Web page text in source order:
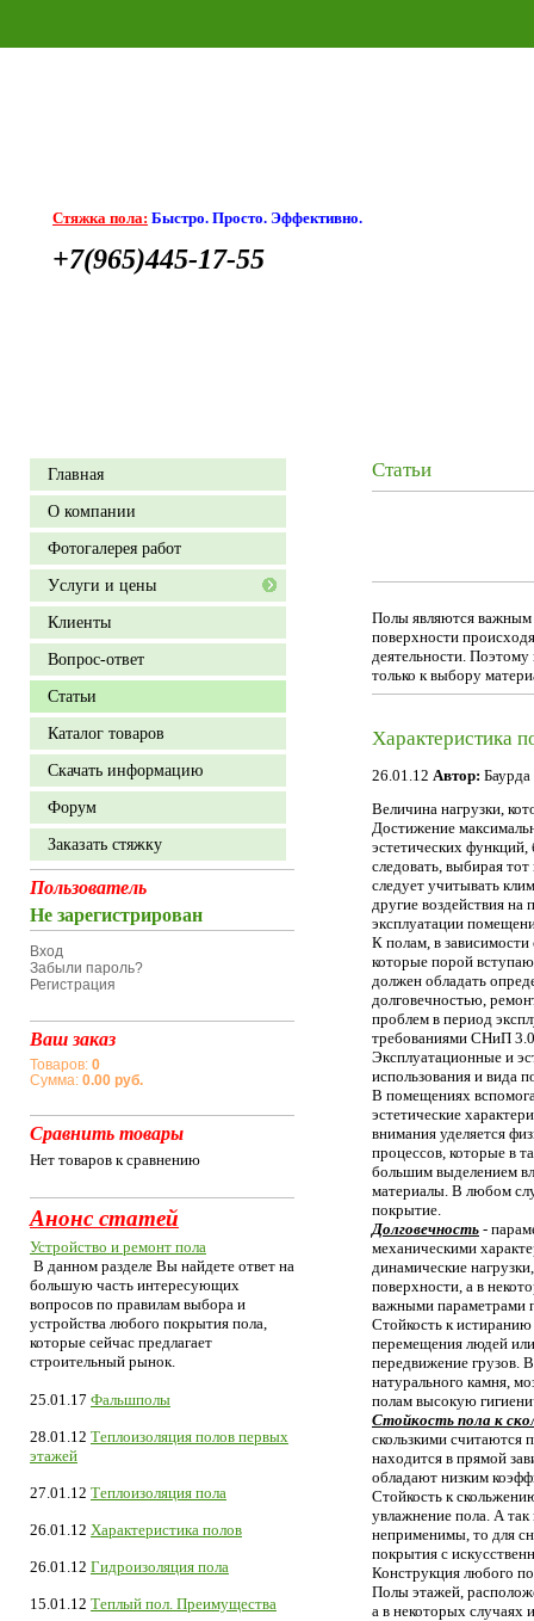
Стяжка пола: Быстро. Просто. Эффективно.
+7(965)445-17-55
Главная
О компании
Фотогалерея работ
Уcлуги и цены
Клиенты
Вопрос-ответ
Статьи
Каталог товаров
Скачать информацию
Форум
Заказать стяжку
Пользователь
Не зарегистрирован
Вход
Забыли пароль?
Регистрация
Ваш заказ
Товаров: 0
Сумма: 0.00 руб.
Сравнить товары
Нет товаров к сравнению
Анонс статей
Устройство и ремонт пола
В данном разделе Вы найдете ответ на
большую часть интересующих
вопросов по правилам выбора и
устройства любого покрытия пола,
которые сейчас предлагает
строительный рынок.
25.01.17 Фальшполы
28.01.12 Теплоизоляция полов первых
этажей
27.01.12 Теплоизоляция пола
26.01.12 Характеристика полов
26.01.12 Гидроизоляция пола
15.01.12 Теплый пол. Преимущества
Статьи
Полы являются важным
поверхности
деятельности.
только к выбору
Характеристика
26.01.12 Автор:
Величина нагрузки,
Достижение
эстетических
следовать, выбирая
следует учитывать
другие воздействия на
эксплуатации
К полам, в
которые порой
должен обладать
долговечностью,
проблем в период
требованиями СНиП
Эксплуатационные и
использования и вида
В помещениях
эстетические
внимания уделяется
процессов, которые в
большим выделением
материалы. В любом
покрытие.
Долговечность -
механическими
динамические
поверхности, а в
важными параметрами
Стойкость к
перемещения людей
передвижение грузов.
натурального камня,
полам высокую
Стойкость пола к
скользкими считаются
находится в прямой
обладают низким
Стойкость к
увлажнение пола. А
неприменимы, то для
покрытия с
Конструкция любого
Полы этажей,
а в некоторых случаях